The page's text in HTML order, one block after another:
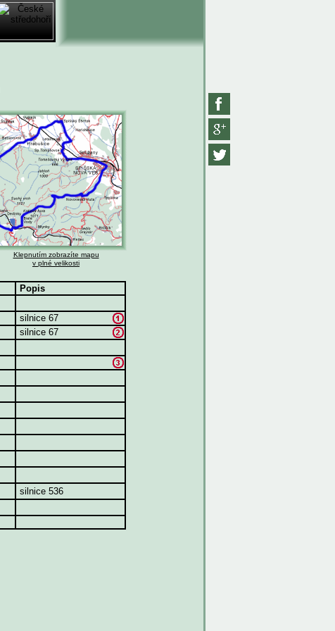
Klepnutím zobrazíte mapu
v plné velikosti
Popis
silnice 67
silnice 67
silnice 536